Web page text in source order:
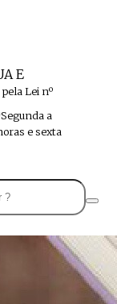
E
Lei nº
Segunda a
e sexta